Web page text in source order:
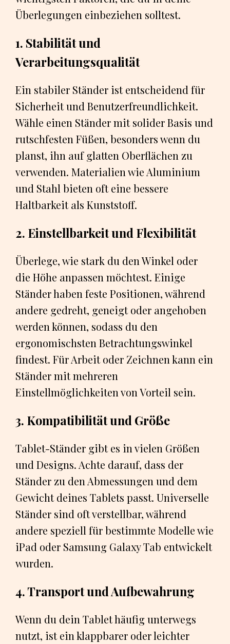
Überlegungen einbeziehen solltest.
1. Stabilität und
Verarbeitungsqualität
Ein stabiler Ständer ist entscheidend für
Sicherheit und Benutzerfreundlichkeit.
Wähle einen Ständer mit solider Basis und
rutschfesten Füßen, besonders wenn du
planst, ihn auf glatten Oberflächen zu
verwenden. Materialien wie Aluminium
und Stahl bieten oft eine bessere
Haltbarkeit als Kunststoff.
2. Einstellbarkeit und Flexibilität
Überlege, wie stark du den Winkel oder
die Höhe anpassen möchtest. Einige
Ständer haben feste Positionen, während
andere gedreht, geneigt oder angehoben
werden können, sodass du den
ergonomischsten Betrachtungswinkel
findest. Für Arbeit oder Zeichnen kann ein
Ständer mit mehreren
Einstellmöglichkeiten von Vorteil sein.
3. Kompatibilität und Größe
Tablet-Ständer gibt es in vielen Größen
und Designs. Achte darauf, dass der
Ständer zu den Abmessungen und dem
Gewicht deines Tablets passt. Universelle
Ständer sind oft verstellbar, während
andere speziell für bestimmte Modelle wie
iPad oder Samsung Galaxy Tab entwickelt
wurden.
4. Transport und Aufbewahrung
Wenn du dein Tablet häufig unterwegs
nutzt, ist ein klappbarer oder leichter